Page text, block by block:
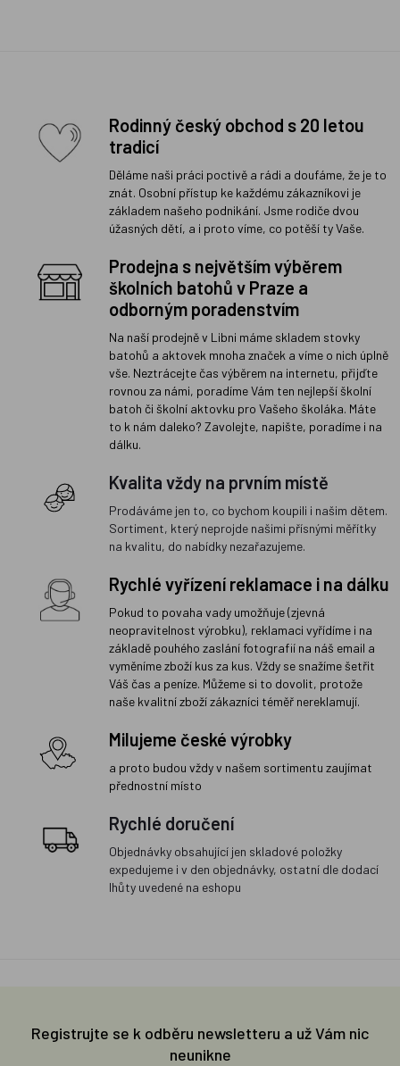
Rodinný český obchod s 20 letou
tradicí
Děláme naši práci poctivě a rádi a doufáme, že je to
znát. Osobní přístup ke každému zákazníkovi je
základem našeho podnikání. Jsme rodiče dvou
úžasných dětí, a i proto víme, co potěší ty Vaše.
Prodejna s největším výběrem
školních batohů v Praze a
odborným poradenstvím
Na naší prodejně v Libni máme skladem stovky
batohů a aktovek mnoha značek a víme o nich úplně
vše. Neztrácejte čas výběrem na internetu, přijďte
rovnou za námi, poradíme Vám ten nejlepší školní
batoh či školní aktovku pro Vašeho školáka. Máte
to k nám daleko? Zavolejte, napište, poradíme i na
dálku.
Kvalita vždy na prvním místě
Prodáváme jen to, co bychom koupili i našim dětem.
Sortiment, který neprojde našimi přísnými měřítky
na kvalitu, do nabídky nezařazujeme.
Rychlé vyřízení reklamace i na dálku
Pokud to povaha vady umožňuje (zjevná
neopravitelnost výrobku), reklamaci vyřídíme i na
základě pouhého zaslání fotografií na náš email a
vyměníme zboží kus za kus. Vždy se snažíme šetřit
Váš čas a peníze. Můžeme si to dovolit, protože
naše kvalitní zboží zákazníci téměř nereklamují.
Milujeme české výrobky
a proto budou vždy v našem sortimentu zaujímat
přednostní místo
Rychlé doručení
Objednávky obsahující jen skladové položky
expedujeme i v den objednávky, ostatní dle dodací
lhůty uvedené na eshopu
Registrujte se k odběru newsletteru a už Vám nic
neunikne